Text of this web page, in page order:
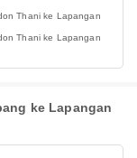
Thani ke Lapangan
Thani ke Lapangan
ke Lapangan